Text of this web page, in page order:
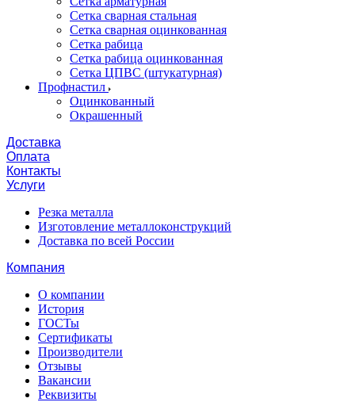
Сетка сварная стальная
Сетка сварная оцинкованная
Сетка рабица
Сетка рабица оцинкованная
Сетка ЦПВС (штукатурная)
Профнастил
Оцинкованный
Окрашенный
Доставка
Оплата
Контакты
Услуги
Резка металла
Изготовление металлоконструкций
Доставка по всей России
Компания
О компании
История
ГОСТы
Сертификаты
Производители
Отзывы
Вакансии
Реквизиты